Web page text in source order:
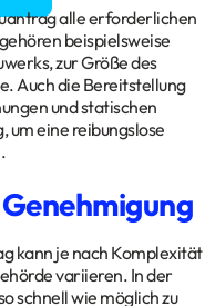
alle erforderlichen
beispielsweise
zur Größe des
Auch die Bereitstellung
und statischen
um eine reibungslose
kann je nach Komplexität
variieren. In der
schnell wie möglich zu